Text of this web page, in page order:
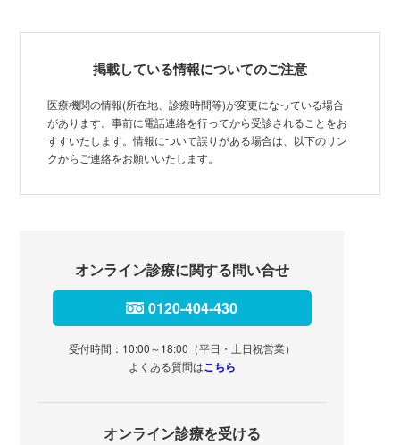
掲載している情報についてのご注意
医療機関の情報(所在地、診療時間等)が変更になっている場合
があります。事前に電話連絡を行ってから受診されることをお
すすいたします。情報について誤りがある場合は、以下のリン
クからご連絡をお願いいたします。
オンライン診療に関する問い合せ
0120-404-430
受付時間：10:00～18:00（平日・土日祝営業）
よくある質問はこちら
オンライン診療を受ける